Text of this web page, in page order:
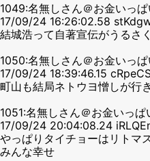
1049:名無しさん＠お金いっぱ
17/09/24 16:26:02.58
結城浩って自著宣伝がうるさ
1050:名無しさん＠お金いっぱ
17/09/24 18:39:46.15
町山も結局ネトウヨ憎しが行
1051:名無しさん＠お金いっぱ
17/09/24 20:04:08.24
やっぱりタイチョーはリトマ
みんな幸せ